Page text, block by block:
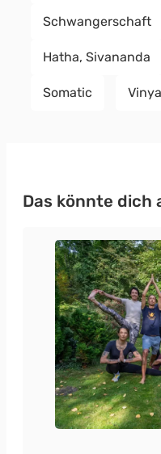
Schwangerschaft
Hatha, Sivananda
Somatic
Das könnte dich